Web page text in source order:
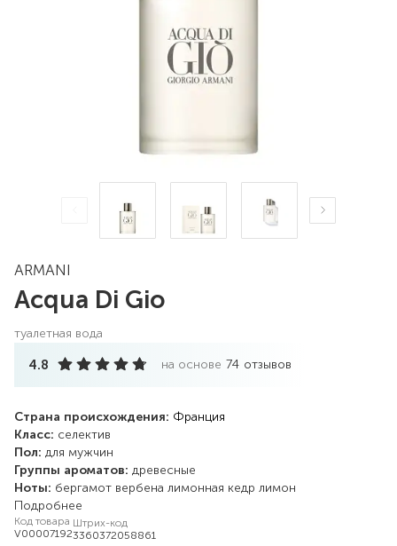
ARMANI
Acqua Di Gio
туалетная вода
4.8 на основе 74 отзывов
Страна происхождения: Франция
Класс: селектив
Пол: для мужчин
Группы ароматов: древесные
Ноты: бергамот вербена лимонная кедр лимон
Подробнее
Код товара
V00007192
Штрих-код
3360372058861